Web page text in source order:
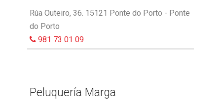
Rúa Outeiro, 36. 15121 Ponte do Porto - Ponte
do Porto
981 73 01 09
Peluquería Marga